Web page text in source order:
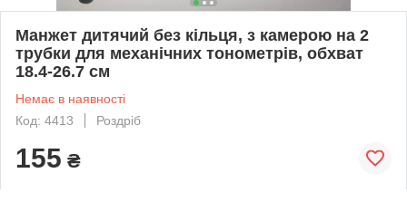
Манжет дитячий без кільця, з камерою на 2
трубки для механічних тонометрів, обхват
18.4-26.7 см
Немає в наявності
Код: 4413
Роздріб
155 ₴